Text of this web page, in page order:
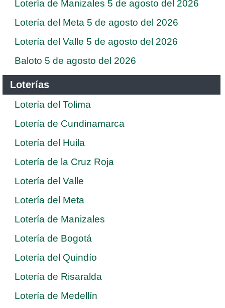
Lotería de Manizales 5 de agosto del 2026
Lotería del Meta 5 de agosto del 2026
Lotería del Valle 5 de agosto del 2026
Baloto 5 de agosto del 2026
Loterías
Lotería del Tolima
Lotería de Cundinamarca
Lotería del Huila
Lotería de la Cruz Roja
Lotería del Valle
Lotería del Meta
Lotería de Manizales
Lotería de Bogotá
Lotería del Quindío
Lotería de Risaralda
Lotería de Medellín